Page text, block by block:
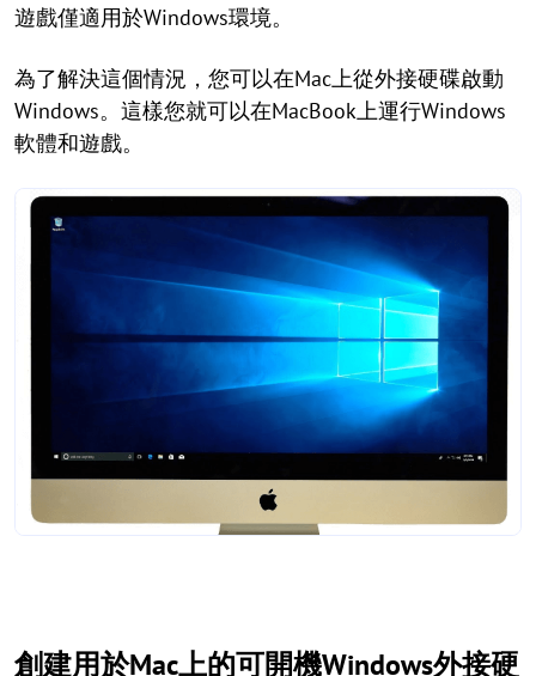
遊戲僅適用於Windows環境。
為了解決這個情況，您可以在Mac上從外接硬碟啟動
Windows。這樣您就可以在MacBook上運行Windows
軟體和遊戲。
創建用於Mac上的可開機Windows外接硬